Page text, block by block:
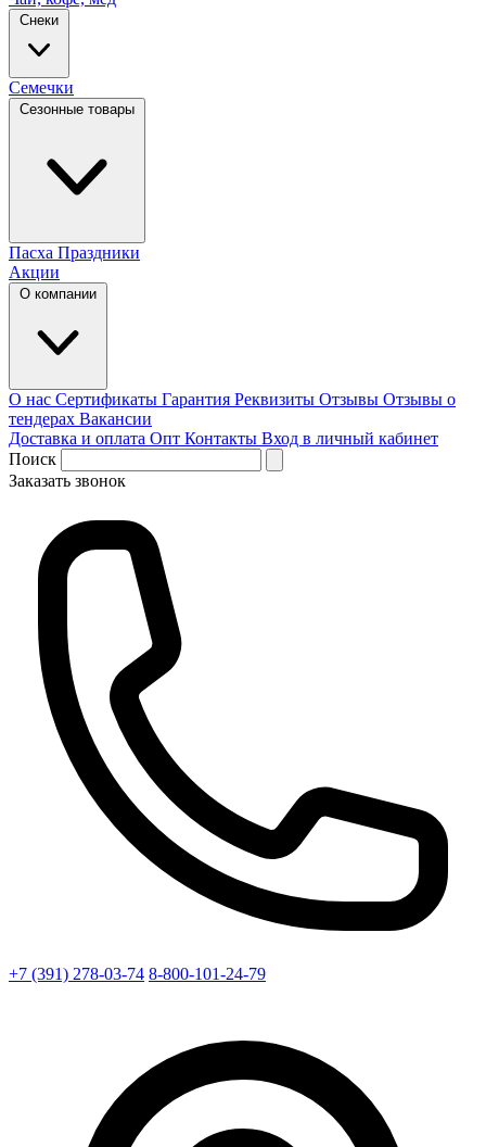
Снеки
Семечки
Сезонные товары
Пасха Праздники
Акции
О компании
О нас Сертификаты Гарантия Реквизиты Отзывы Отзывы о
тендерах Вакансии
Доставка и оплата Опт Контакты Вход в личный кабинет
Поиск
Заказать звонок
+7 (391) 278-03-74 8-800-101-24-79